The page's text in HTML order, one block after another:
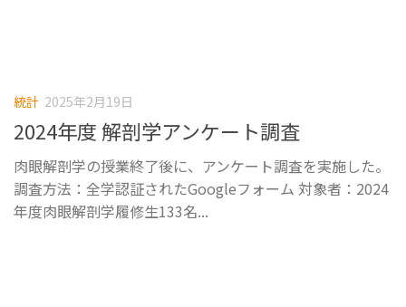
統計 2025年2月19日
2024年度 解剖学アンケート調査
肉眼解剖学の授業終了後に、アンケート調査を実施した。
調査方法：全学認証されたGoogleフォーム 対象者：2024
年度肉眼解剖学履修生133名...